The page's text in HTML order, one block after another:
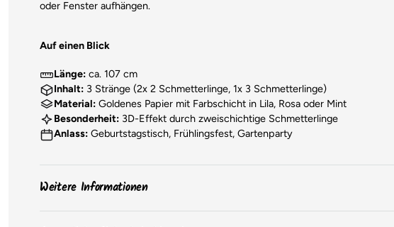
oder Fenster aufhängen.
Auf einen Blick
Länge: ca. 107 cm
Inhalt: 3 Stränge (2x 2 Schmetterlinge, 1x 3 Schmetterlinge)
Material: Goldenes Papier mit Farbschicht in Lila, Rosa oder Mint
Besonderheit: 3D-Effekt durch zweischichtige Schmetterlinge
Anlass: Geburtstagstisch, Frühlingsfest, Gartenparty
Weitere Informationen